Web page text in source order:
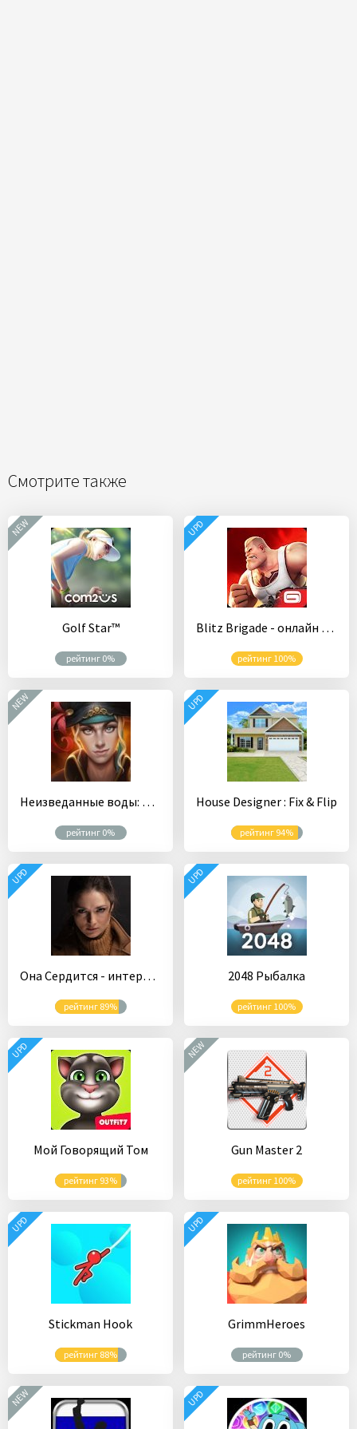
Смотрите также
Golf Star™
рейтинг 0%
NEW
Blitz Brigade - онлайн угар!
рейтинг 100%
UPD
Неизведанные воды: Королевский порт
рейтинг 0%
NEW
House Designer : Fix & Flip
рейтинг 94%
UPD
Она Сердится - интерактивный триллер
рейтинг 89%
UPD
2048 Рыбалка
рейтинг 100%
UPD
Мой Говорящий Том
рейтинг 93%
UPD
Gun Master 2
рейтинг 100%
NEW
Stickman Hook
рейтинг 88%
UPD
GrimmHeroes
рейтинг 0%
UPD
NEW UPD